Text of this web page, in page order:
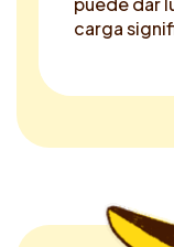
carga